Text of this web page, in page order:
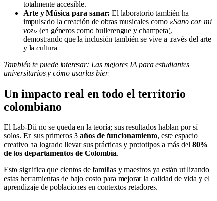
totalmente accesible.
Arte y Música para sanar: El laboratorio también ha
impulsado la creación de obras musicales como «Sano con mi
voz» (en géneros como bullerengue y champeta),
demostrando que la inclusión también se vive a través del arte
y la cultura.
También te puede interesar: Las mejores IA para estudiantes
universitarios y cómo usarlas bien
Un impacto real en todo el territorio
colombiano
El Lab-Dii no se queda en la teoría; sus resultados hablan por sí
solos. En sus primeros 3 años de funcionamiento, este espacio
creativo ha logrado llevar sus prácticas y prototipos a más del 80%
de los departamentos de Colombia.
Esto significa que cientos de familias y maestros ya están utilizando
estas herramientas de bajo costo para mejorar la calidad de vida y el
aprendizaje de poblaciones en contextos retadores.